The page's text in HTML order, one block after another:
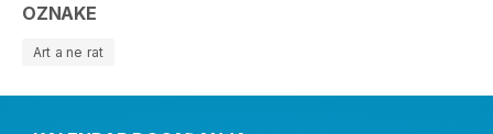
OZNAKE
Art a ne rat